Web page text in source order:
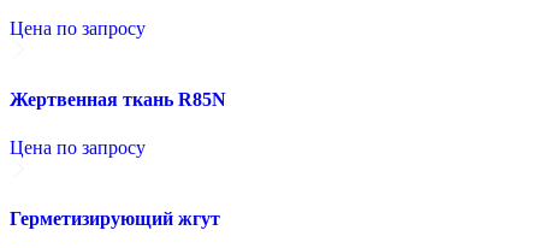
Цена по запросу
Жертвенная ткань R85N
Цена по запросу
Герметизирующий жгут